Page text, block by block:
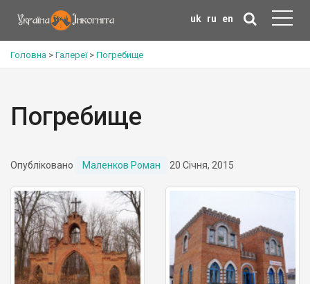
uk ru en
Головна > Галереї> Погребище
Погребище
Опубліковано Маленков Роман 20 Січня, 2015